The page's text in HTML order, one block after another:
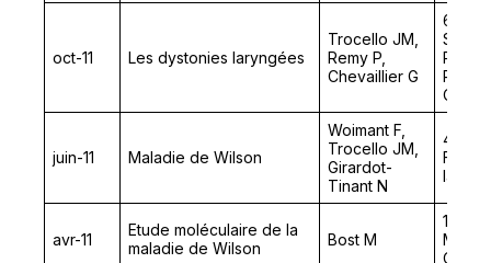
oct-11 Les dystonies laryngées
Trocello JM,
Remy P,
Chevaillier G
juin-11 Maladie de Wilson
Woimant F,
Trocello JM,
Girardot-
Tinant N
4ème
la
avr-11
Etude moléculaire de la
maladie de Wilson
Bost M